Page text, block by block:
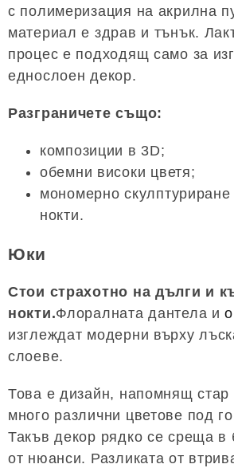
с полимеризация на акрилна
материал е здрав и тънък.
процес е подходящ само за
еднослоен декор.
Разграничете също:
композиции в 3D;
обемни високи цветя;
мономерно скулптуриране
нокти.
Юки
Стои страхотно на дълги и
нокти.Флоралната дантела и
изглеждат модерни върху
слоеве.
Това е дизайн, напомнящ стар
много различни цветове под
Такъв декор рядко се среща в
от нюанси. Разликата от